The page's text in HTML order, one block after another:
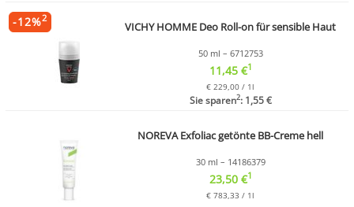
VICHY HOMME Deo Roll-on für sensible Haut
50 ml – 6712753
11,45 €1
€ 229,00 / 1l
Sie sparen2: 1,55 €
-12%2
NOREVA Exfoliac getönte BB-Creme hell
30 ml – 14186379
23,50 €1
€ 783,33 / 1l